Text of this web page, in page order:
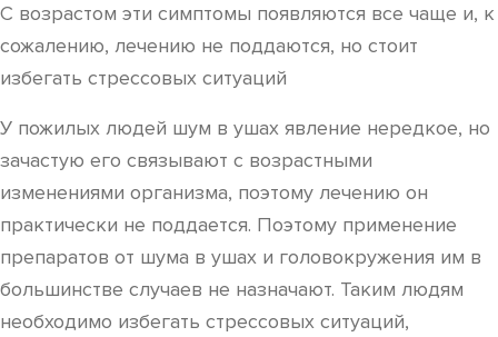
С возрастом эти симптомы появляются все чаще и, к
сожалению, лечению не поддаются, но стоит
избегать стрессовых ситуаций
У пожилых людей шум в ушах явление нередкое, но
зачастую его связывают с возрастными
изменениями организма, поэтому лечению он
практически не поддается. Поэтому применение
препаратов от шума в ушах и головокружения им в
большинстве случаев не назначают. Таким людям
необходимо избегать стрессовых ситуаций,